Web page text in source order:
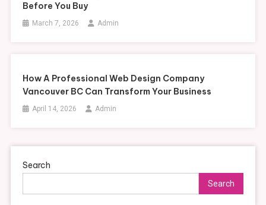
Before You Buy
March 7, 2026 Admin
How A Professional Web Design Company
Vancouver BC Can Transform Your Business
April 14, 2026 Admin
Search
Search